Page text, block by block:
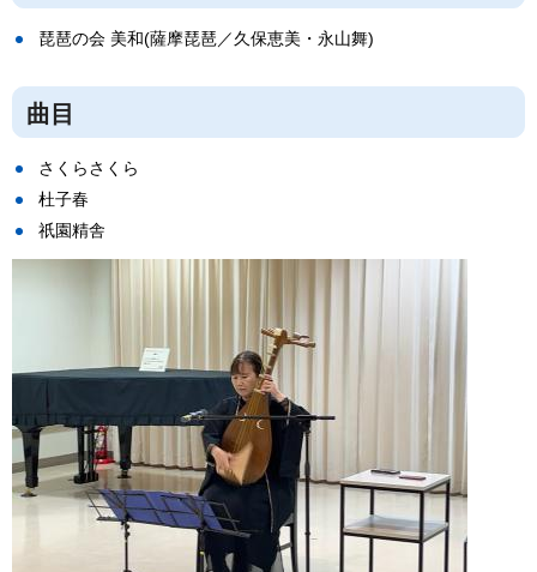
琵琶の会 美和(薩摩琵琶／久保恵美・永山舞)
曲目
さくらさくら
杜子春
祇園精舎